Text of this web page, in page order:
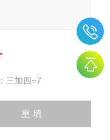
三加四=7